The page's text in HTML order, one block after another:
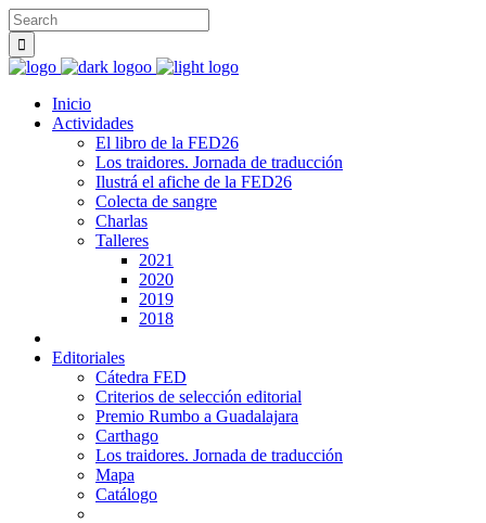
Inicio
Actividades
El libro de la FED26
Los traidores. Jornada de traducción
Ilustrá el afiche de la FED26
Colecta de sangre
Charlas
Talleres
2021
2020
2019
2018
Editoriales
Cátedra FED
Criterios de selección editorial
Premio Rumbo a Guadalajara
Carthago
Los traidores. Jornada de traducción
Mapa
Catálogo